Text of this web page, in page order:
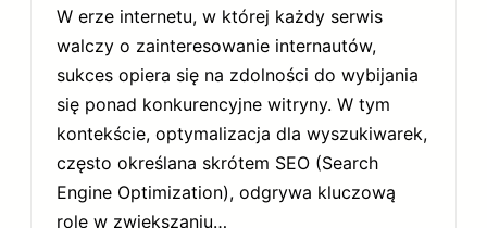
W erze internetu, w której każdy serwis
walczy o zainteresowanie internautów,
sukces opiera się na zdolności do wybijania
się ponad konkurencyjne witryny. W tym
kontekście, optymalizacja dla wyszukiwarek,
często określana skrótem SEO (Search
Engine Optimization), odgrywa kluczową
rolę w zwiększaniu…